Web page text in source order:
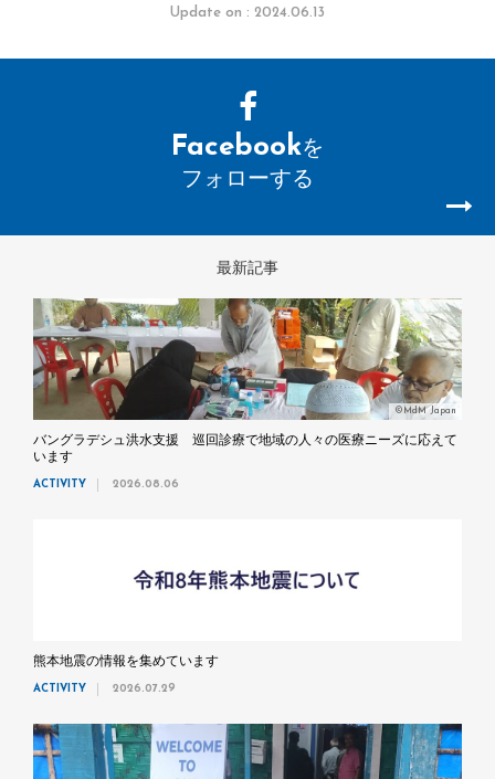
Update on : 2024.06.13
Facebookを
フォローする
最新記事
©MdM Japan
バングラデシュ洪水支援 巡回診療で地域の人々の医療ニーズに応えて
います
ACTIVITY 2026.08.06
熊本地震の情報を集めています
ACTIVITY 2026.07.29